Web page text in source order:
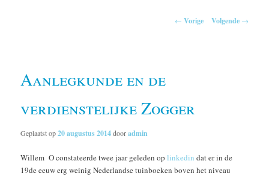
← Vorige Volgende →
Aanlegkunde en de
verdienstelijke Zogger
Geplaatst op20 augustus 2014dooradmin
Willem O constateerde twee jaar geleden oplinkedin dat er in de
19de eeuw erg weinig Nederlandse tuinboeken boven het niveau